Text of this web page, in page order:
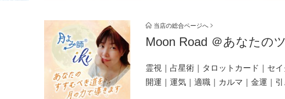
当店の総合ページへ
Moon Road ＠あなた
霊視｜占星術｜タロットカード｜セ
開運｜運気｜適職｜カルマ｜金運｜